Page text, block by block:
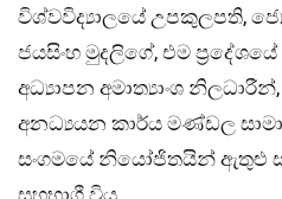
විශ්වවිද්‍යාලයේ උපකුලපති,
ජයසිංහ මුදලිගේ, එම
අධ්‍යාපන අමාත්‍යාංශ
අනධ්‍යයන කාර්ය මණ්ඩල
සංගමයේ නියෝජිතයින් ඇතුළු
සහභාගී විය.